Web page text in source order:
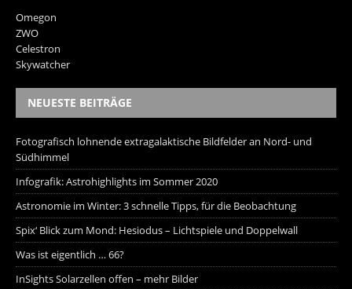
Omegon
ZWO
Celestron
Skywatcher
NEUESTE BEITRÄGE
Fotografisch lohnende extragalaktische Bildfelder an Nord- und
Südhimmel
Infografik: Astrohighlights im Sommer 2020
Astronomie im Winter: 3 schnelle Tipps, für die Beobachtung
Spix‘ Blick zum Mond: Hesiodus – Lichtspiele und Doppelwall
Was ist eigentlich … 66?
InSights Solarzellen offen – mehr Bilder